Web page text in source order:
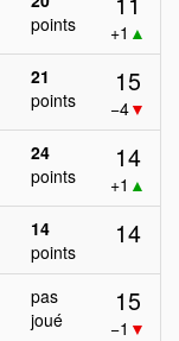
points
+1 ▲
21
points
15
−4▼
24
points
14
+1 ▲
14
points
14
pas
joué
15
−1 ▼